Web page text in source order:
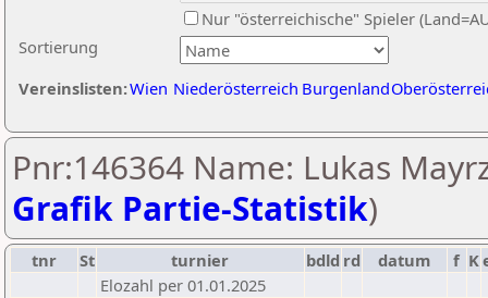
Sortierung
Nur "österreichische" Spieler
Vereinslisten:Wien Niederösterreich Burgenland
Pnr:146364 Name: Lukas
Grafik Partie-Statistik)
tnr St turnier bdld rd datum f K
Elozahl per 01.01.2025